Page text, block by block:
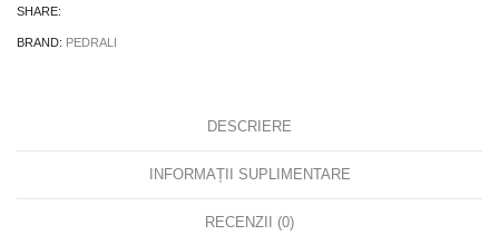
SHARE:
BRAND: PEDRALI
DESCRIERE
INFORMAȚII SUPLIMENTARE
RECENZII (0)